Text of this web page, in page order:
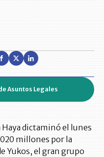
Asuntos Legales
Haya dictaminó el lunes
millones por la
Yukos, el gran grupo